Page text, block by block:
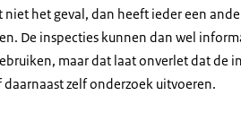
het geval, dan heeft ieder een
De inspecties kunnen dan wel
maar dat laat onverlet dat de
zelf onderzoek uitvoeren.